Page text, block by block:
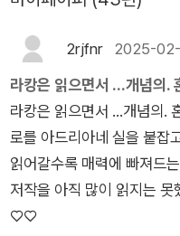
후 다양한 토론과 논의를
읽음으로써 고도의 지적 경
라, 우리 시대에 절실히 요
을 가지고 참여할 수 있게 해
역시 르장드르의 몽타주
게 말하면 참 쉽지만, 이 논
을 시계열순으로 꼼꼼이 읽
하게 추궁하는 것은 결코 쉬
르, 푸코라는 사실 어느 하
면서 저자가 이끌어내는 결
래.. 블랑쇼를 인용하며 저
라고 붙인 것까지는 받아들
의 진공상태, 무풍지대와 같
2rjfnr 2025-
라캉은 읽으면서 ...개념의.
라캉은 읽으면서 ...개념의.
로를 아드리아네 실을 붙잡고 따라가는 기분이었고 ᆢᆢ 푸
읽어갈수록 매력에 빠져드
저작을 아직 많이 읽지는
♡♡